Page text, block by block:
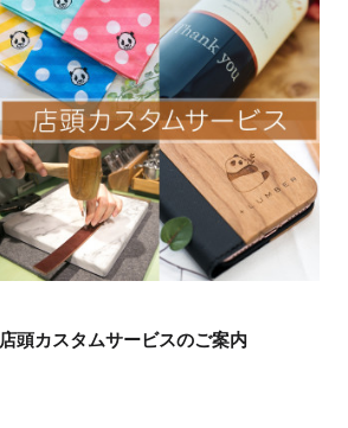
店頭カスタムサービスのご案内